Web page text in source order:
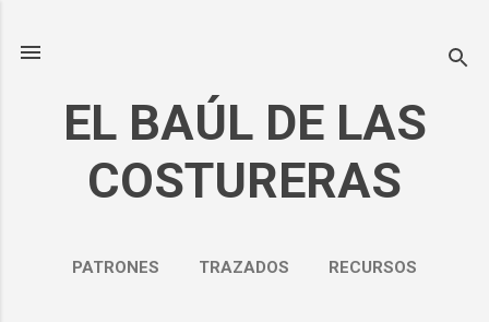
EL BAÚL DE LAS
COSTURERAS
PATRONES TRAZADOS RECURSOS